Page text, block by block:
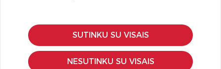
KLIENTŲ APTARNAVIMAS
Pirkimo – pardavimo taisyklės
Pristatymas ir grąžinimas
SUTINKU SU VISAIS
NESUTINKU SU VISAIS